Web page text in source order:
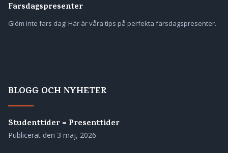
Farsdagspresenter
Glöm inte fars dag! Här är våra tips på perfekta farsdagspresenter.
BLOGG OCH NYHETER
Studenttider = Presenttider
Publicerat den 3 maj, 2026